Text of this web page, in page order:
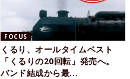
FOCUS
くるり、オールタイムベスト
「くるりの20回転」発売へ。
バンド結成から最...